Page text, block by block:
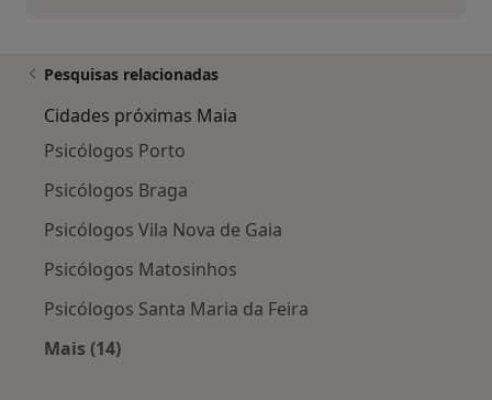
Pesquisas relacionadas
Cidades próximas Maia
Psicólogos Porto
Psicólogos Braga
Psicólogos Vila Nova de Gaia
Psicólogos Matosinhos
Psicólogos Santa Maria da Feira
Mais (14)